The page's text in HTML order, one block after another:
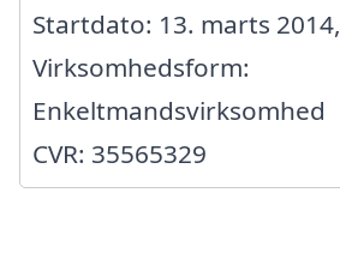
Startdato: 13. marts 2014,
Virksomhedsform:
Enkeltmandsvirksomhed
CVR: 35565329